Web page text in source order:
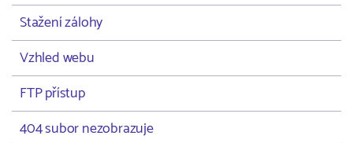
Stažení zálohy
Vzhled webu
FTP přístup
404 subor nezobrazuje